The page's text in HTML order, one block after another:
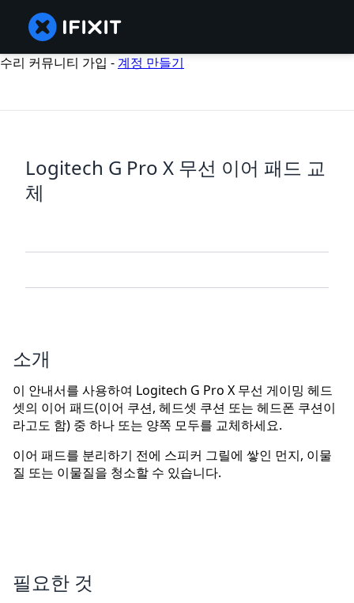
수리 커뮤니티 가입 -계정 만들기
Logitech G Pro X 무선 이어 패드 교
체
소개
이 안내서를 사용하여 Logitech G Pro X 무선 게이밍 헤드
셋의 이어 패드(이어 쿠션, 헤드셋 쿠션 또는 헤드폰 쿠션이
라고도 함) 중 하나 또는 양쪽 모두를 교체하세요.
이어 패드를 분리하기 전에 스피커 그릴에 쌓인 먼지, 이물
질 또는 이물질을 청소할 수 있습니다.
필요한 것